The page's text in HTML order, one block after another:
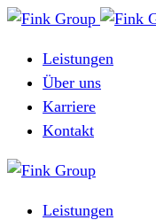
Leistungen
Über uns
Karriere
Kontakt
Leistungen